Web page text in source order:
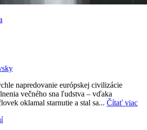
napredovanie európskej civilizácie
večného sna ľudstva – vďaka
oklamal starnutie a stal sa... Čítať viac